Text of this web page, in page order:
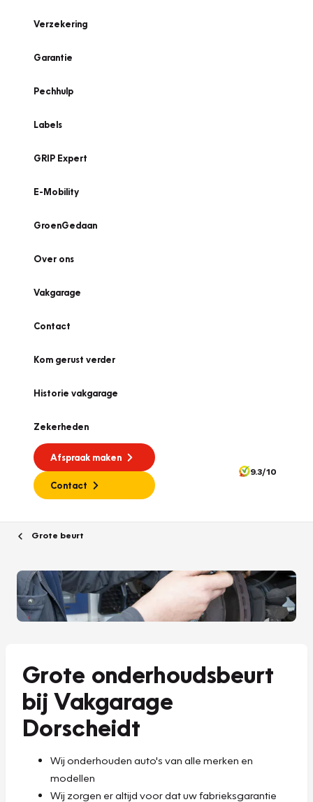
Verzekering
Garantie
Pechhulp
Labels
GRIP Expert
E-Mobility
GroenGedaan
Over ons
Vakgarage
Contact
Kom gerust verder
Historie vakgarage
Zekerheden
Afspraak maken
Contact
9.3/10
Grote beurt
Grote onderhoudsbeurt
bij Vakgarage
Dorscheidt
Wij onderhouden auto's van alle merken en
modellen
Wij zorgen er altijd voor dat uw fabrieksgarantie